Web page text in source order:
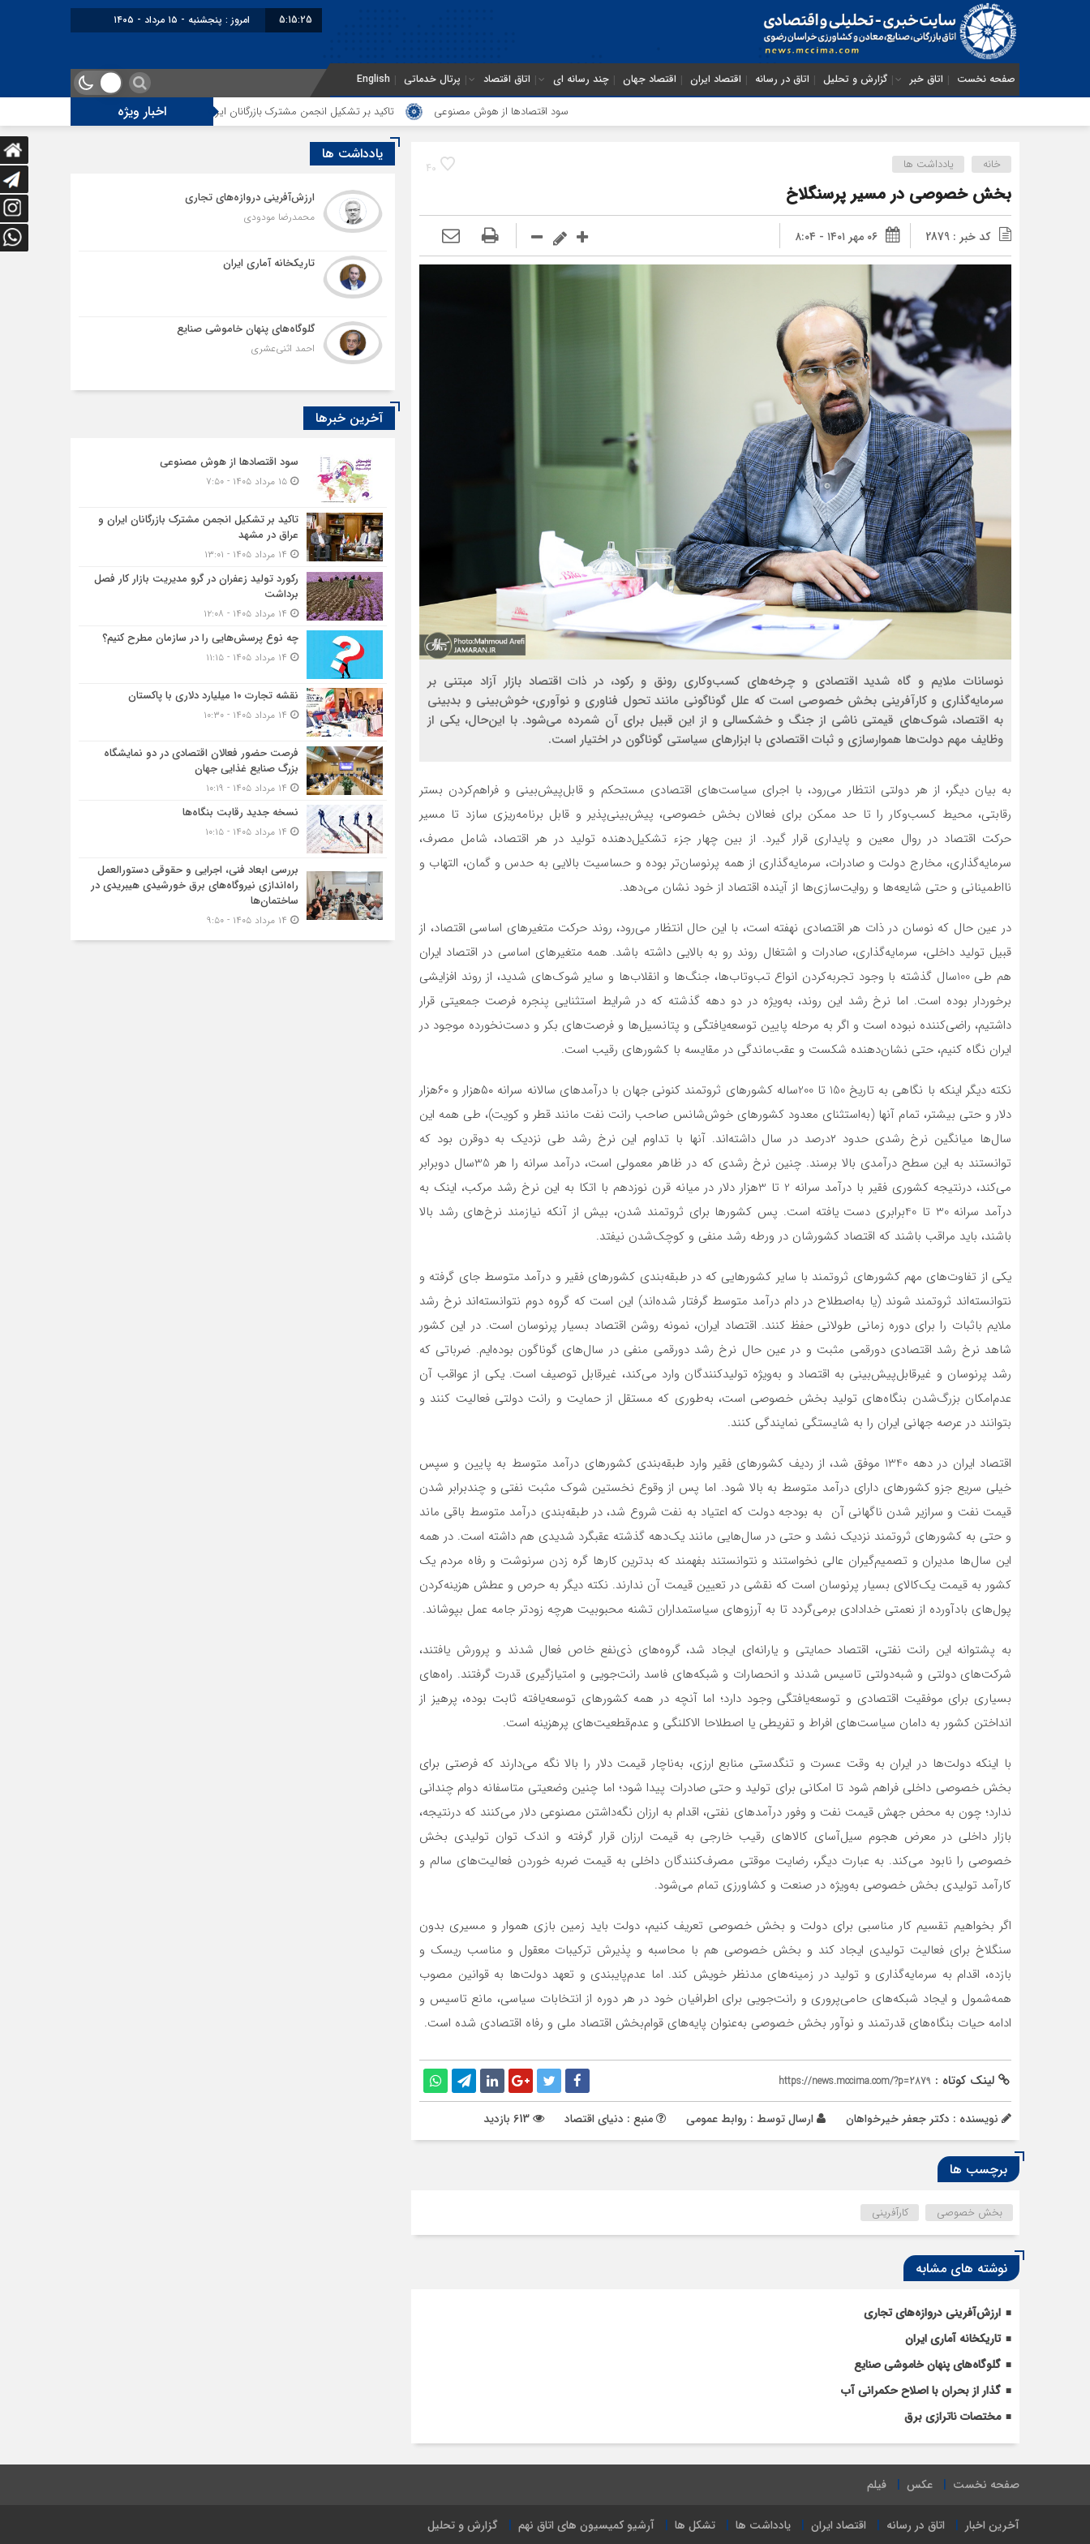
5:15:26 برابر با :
صفحه نخست اتاق خبر گزارش و تحلیل اتاق در رسانه اقتصاد ایران اقتصاد جهان چند رسانه ای اتاق اقتصاد پرتال خدماتی English
اخبار ویژه سود اقتصاد‌ها از هوش مصنوعی تاکید بر تشکیل انجمن مشترک بازرگانان ایران و عراق در مشهد رکورد تولید زعفران در گرو مدیریت
40 خانه یادداشت ها
بخش خصوصی در مسیر پرسنگلاخ
کد خبر : 2879 ۰۶ مهر ۱۴۰۱ - ۸:۰۴
نوسانات ملایم و گاه شدید اقتصادی و چرخه‌‌‌های کسب‌وکاری رونق و رکود، در ذات اقتصاد بازار آزاد مبتنی بر
سرمایه‌گذاری و کارآفرینی بخش خصوصی است که علل گوناگونی مانند تحول فناوری و نوآوری، خوش‌بینی و بدبینی
به اقتصاد، شوک‌‌‌های قیمتی ناشی از جنگ و خشکسالی و از این قبیل برای آن شمرده می‌شود. با این‌‌‌حال، یکی از
وظایف مهم دولت‌‌‌ها هموارسازی و ثبات‌‌‌ اقتصادی با ابزارهای سیاستی گوناگون در اختیار است.
به بیان دیگر، از هر دولتی انتظار می‌رود، با اجرای سیاست‌‌‌های اقتصادی مستحکم و قابل‌‌‌پیش‌بینی و فراهم‌کردن بستر
رقابتی، محیط کسب‌وکار را تا حد ممکن برای فعالان بخش خصوصی، پیش‌بینی‌‌‌پذیر و قابل برنامه‌‌‌ریزی سازد تا مسیر
حرکت اقتصاد در روال معین و پایداری قرار گیرد. از بین چهار جزء تشکیل‌‌‌دهنده تولید در هر اقتصاد، شامل مصرف،
سرمایه‌گذاری، مخارج دولت و صادرات، سرمایه‌گذاری از همه پرنوسان‌‌‌تر بوده و حساسیت بالایی به حدس و گمان، التهاب و
نااطمینانی و حتی شایعه‌‌‌ها و روایت‌‌‌سازی‌‌‌ها از آینده اقتصاد از خود نشان می‌دهد.
در عین حال که نوسان در ذات هر اقتصادی نهفته است، با این حال انتظار می‌رود، روند حرکت متغیرهای اساسی اقتصاد، از
قبیل تولید داخلی، سرمایه‌گذاری، صادرات و اشتغال روند رو به بالایی داشته باشد. همه متغیرهای اساسی در اقتصاد ایران
هم طی 100سال گذشته با وجود تجربه‌کردن انواع تب‌‌‌و‌‌‌تاب‌‌‌ها، جنگ‌ها و انقلاب‌‌‌ها و سایر شوک‌‌‌های شدید، از روند افزایشی
برخوردار بوده است. اما نرخ رشد این روند، به‌ویژه در دو دهه گذشته که در شرایط استثنایی پنجره فرصت جمعیتی قرار
داشتیم، راضی‌‌‌کننده نبوده است و اگر به مرحله پایین توسعه‌‌‌یافتگی و پتانسیل‌‌‌ها و فرصت‌‌‌های بکر و دست‌‌‌نخورده موجود در
ایران نگاه ‌‌‌کنیم، حتی نشان‌دهنده شکست و عقب‌‌‌ماندگی در مقایسه با کشورهای رقیب است.
نکته دیگر اینکه با نگاهی به تاریخ 150 تا 200ساله کشورهای ثروتمند کنونی جهان با درآمد‌‌‌های سالانه سرانه ۵۰‌هزار و ۶۰‌هزار
دلار و حتی بیشتر، تمام آنها (به‌استثنای معدود کشورهای خوش‌‌‌شانس صاحب رانت نفت مانند قطر و کویت)، طی همه این
سال‌ها میانگین نرخ رشدی حدود ۲‌درصد در سال داشته‌‌‌اند. آنها با تداوم این نرخ رشد طی نزدیک به دوقرن بود که
توانستند به این سطح درآمدی بالا برسند. چنین نرخ رشدی که در ظاهر معمولی است، درآمد سرانه را هر 35سال دوبرابر
می‌کند، درنتیجه کشوری فقیر با درآمد سرانه 2 تا 3‌هزار دلار در میانه قرن نوزدهم با اتکا به این نرخ رشد مرکب، اینک به
درآمد سرانه 30 تا 40برابری دست یافته است. پس کشورها برای ثروتمند شدن، بیش از آنکه نیازمند نرخ‌های رشد بالا
باشند، باید مراقب باشند که اقتصاد کشورشان در ورطه رشد منفی و کوچک‌‌‌شدن نیفتد.
یکی از تفاوت‌های مهم کشورهای ثروتمند با سایر کشورهایی که در طبقه‌‌‌بندی کشورهای فقیر و درآمد متوسط جای گرفته‌‌‌ و
نتوانسته‌اند ثروتمند شوند (یا به‌اصطلاح در دام درآمد متوسط گرفتار شده‌اند) این است که گروه دوم نتوانسته‌اند نرخ رشد
ملایم باثبات را برای دوره زمانی طولانی حفظ کنند. اقتصاد ایران، نمونه روشن اقتصاد بسیار پرنوسان است. در این کشور
شاهد نرخ‌ رشد اقتصادی دورقمی مثبت و در عین حال نرخ رشد دورقمی منفی در سال‌های گوناگون بوده‌‌‌ایم. ضرباتی که
رشد پرنوسان و غیرقابل‌‌‌پیش‌بینی به اقتصاد و به‌‌‌ویژه تولیدکنندگان وارد می‌کند، غیر‌قابل توصیف است. یکی از عواقب آن
عدم‌امکان بزرگ‌شدن بنگاه‌‌‌های تولید بخش خصوصی است، به‌طوری که مستقل از حمایت و رانت دولتی فعالیت کنند و
بتوانند در عرصه جهانی ایران را به شایستگی نمایندگی کنند.
اقتصاد ایران در دهه 1340 موفق شد، از ردیف کشورهای فقیر وارد طبقه‌‌‌بندی کشورهای درآمد متوسط به پایین و سپس
خیلی سریع جزو کشورهای دارای درآمد متوسط به بالا شود. اما پس از وقوع نخستین شوک مثبت نفتی و چندبرابر شدن
قیمت نفت و سرازیر شدن ناگهانی آن به بودجه دولت که اعتیاد به نفت شروع شد، در طبقه‌‌‌بندی درآمد متوسط باقی ماند
و حتی به کشورهای ثروتمند نزدیک نشد و حتی در سال‌هایی مانند یک‌دهه گذشته عقبگرد شدیدی هم داشته است. در همه
این سال‌ها مدیران و تصمیم‌گیران عالی نخواستند و نتوانستند بفهمند که بدترین کارها گره زدن سرنوشت و رفاه مردم یک
کشور به قیمت یک‌کالای بسیار پرنوسان است که نقشی در تعیین قیمت آن ندارند. نکته دیگر به حرص و عطش هزینه‌‌‌کردن
پول‌‌‌های بادآورده از نعمتی خدادادی برمی‌‌‌گردد تا به آرزوهای سیاستمداران تشنه محبوبیت هرچه زودتر جامه عمل بپوشاند.
به پشتوانه این رانت نفتی، اقتصاد حمایتی و یارانه‌ای ایجاد شد، گروه‌‌‌های ذی‌نفع خاص فعال شدند و پرورش یافتند،
شرکت‌های دولتی و شبه‌‌‌دولتی تاسیس شدند و انحصارات و شبکه‌‌‌های فاسد رانت‌جویی و امتیازگیری قدرت گرفتند. راه‌‌‌های
بسیاری برای موفقیت اقتصادی و توسعه‌‌‌یافتگی وجود دارد؛ اما آنچه در همه کشورهای توسعه‌‌‌یافته ثابت بوده، پرهیز از
انداختن کشور به دامان سیاست‌‌‌های افراط و تفریطی یا اصطلاحا الاکلنگی و عدم‌قطعیت‌‌‌های پرهزینه است.
با اینکه دولت‌‌‌ها در ایران به وقت عسرت و تنگدستی منابع ارزی، به‌ناچار قیمت دلار را بالا نگه می‌‌‌دارند که فرصتی برای
بخش خصوصی داخلی فراهم ‌شود تا امکانی برای تولید و حتی صادرات پیدا شود؛ اما چنین وضعیتی متاسفانه دوام چندانی
ندارد؛ چون به محض جهش قیمت نفت و وفور درآمدهای نفتی، اقدام به ارزان نگه‌داشتن مصنوعی دلار می‌کنند که درنتیجه،
بازار داخلی در معرض هجوم سیل‌‌‌آسای کالاهای رقیب خارجی به قیمت ارزان قرار گرفته و اندک توان تولیدی بخش
خصوصی را نابود می‌کند. به عبارت دیگر، رضایت موقتی مصرف‌کنندگان داخلی به قیمت ضربه خوردن فعالیت‌‌‌های سالم و
کارآمد تولیدی بخش خصوصی به‌ویژه در صنعت و کشاورزی تمام می‌شود.
اگر بخواهیم تقسیم کار مناسبی برای دولت و بخش خصوصی تعریف کنیم، دولت باید زمین بازی هموار و مسیری بدون
سنگلاخ برای فعالیت تولیدی ایجاد کند و بخش خصوصی هم با محاسبه و پذیرش ترکیبات معقول و مناسب ریسک و
بازده، اقدام به سرمایه‌گذاری و تولید در زمینه‌‌‌های مدنظر خویش کند. اما عدم‌‌‌پایبندی و تعهد دولت‌‌‌ها به قوانین مصوب
همه‌‌‌شمول و ایجاد شبکه‌‌‌های حامی‌‌‌پروری و رانت‌‌‌جویی برای اطرافیان خود در هر دوره از انتخابات‌‌‌ سیاسی، مانع تاسیس و
ادامه حیات بنگاه‌‌‌های قدرتمند و نوآور بخش خصوصی به‌عنوان پایه‌‌‌های قوام‌‌‌بخش اقتصاد ملی و رفاه اقتصادی شده است.
لینک کوتاه : https://news.mccima.com/?p=2879
نویسنده : دکتر جعفر خیرخواهان ارسال توسط : روابط عمومی منبع : دنیای اقتصاد
برچسب ها
بخش خصوصی کارآفرینی
نوشته های مشابه
ارزش‌آفرینی دروازه‌های تجاری
تاریکخانه آماری ایران
گلوگاه‌های پنهان خاموشی صنایع
گذار از بحران با اصلاح حکمرانی آب
مختصات ناترازی برق
یادداشت ها
ارزش‌آفرینی دروازه‌های تجاری
محمدرضا مودودی
تاریکخانه آماری ایران
گلوگاه‌های پنهان خاموشی صنایع
احمد اثنی‌عشری
آخرین خبرها
سود اقتصاد‌ها از هوش مصنوعی
۱۵ مرداد ۱۴۰۵ - ۷:۵۰
تاکید بر تشکیل انجمن مشترک بازرگانان ایران و
عراق در مشهد
رکورد تولید زعفران در گرو مدیریت بازار کار فصل
برداشت
چه نوع پرسش‌هایی را در سازمان مطرح کنیم؟
نقشه تجارت ۱۰‌ میلیارد دلاری با پاکستان
فرصت حضور فعالان اقتصادی در دو نمایشگاه
بزرگ صنایع غذایی جهان
نسخه جدید رقابت‌ بنگاه‌ها
بررسی ابعاد فنی، اجرایی و حقوقی دستورالعمل
راه‌اندازی نیروگاه‌های برق خورشیدی هیبریدی در
ساختمان‌ها
صفحه نخست عکس فیلم
آخرین اخبار اتاق در رسانه اقتصاد ایران یادداشت ها تشکل ها آرشیو کمیسیون های اتاق نهم گزارش و تحلیل